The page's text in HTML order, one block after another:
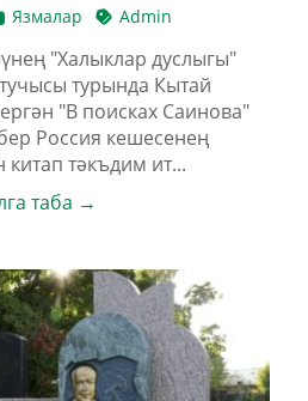
Язмалар Admin
"Халыклар дуслыгы"
турында Кытай
"В поисках Саинова"
Россия кешесенең
тәкъдим ит...
таба →